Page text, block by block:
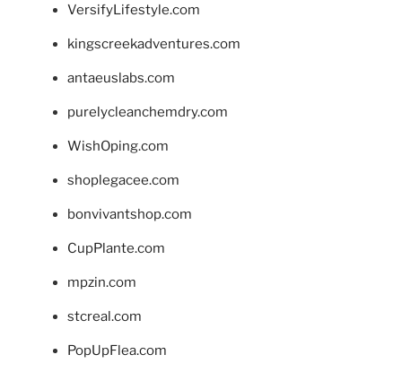
VersifyLifestyle.com
kingscreekadventures.com
antaeuslabs.com
purelycleanchemdry.com
WishOping.com
shoplegacee.com
bonvivantshop.com
CupPlante.com
mpzin.com
stcreal.com
PopUpFlea.com